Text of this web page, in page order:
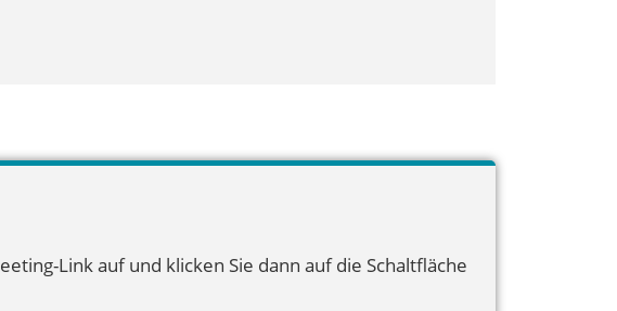
Link auf und klicken Sie dann auf die Schaltfläche